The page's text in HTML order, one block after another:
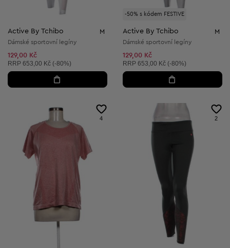
Active By Tchibo M
Dámské sportovní legíny
129,00 Kč
Doporučená cena:
RRP 653,00 Kč (-80%)
-50% s kódem FESTIVE
Active By Tchibo M
Dámské sportovní legíny
129,00 Kč
Doporučená cena:
RRP 653,00 Kč (-80%)
4 2